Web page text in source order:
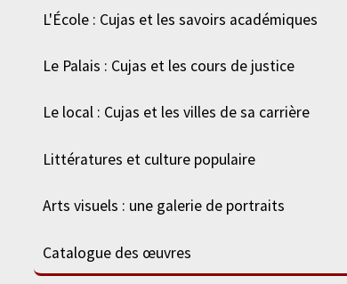
L'École : Cujas et les savoirs académiques
Le Palais : Cujas et les cours de justice
Le local : Cujas et les villes de sa carrière
Littératures et culture populaire
Arts visuels : une galerie de portraits
Catalogue des œuvres